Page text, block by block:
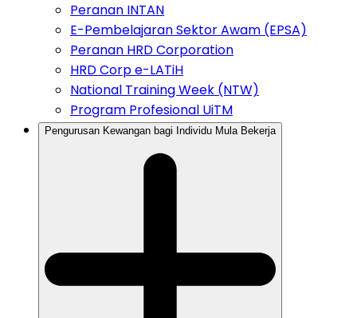
Peranan INTAN
E-Pembelajaran Sektor Awam (EPSA)
Peranan HRD Corporation
HRD Corp e-LATiH
National Training Week (NTW)
Program Profesional UiTM
Pengurusan Kewangan bagi Individu Mula Bekerja